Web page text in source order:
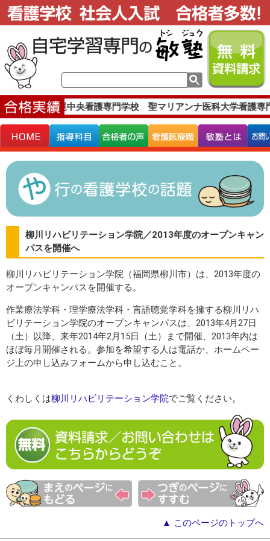
績です。上尾中央看護専門学校 聖マリアンナ医科大学看護専
柳川リハビリテーション学院／2013年度のオープンキャン
パスを開催へ
柳川リハビリテーション学院（福岡県柳川市）は、2013年度の
オープンキャンパスを開催する。
作業療法学科・理学療法学科・言語聴覚学科を擁する柳川リハ
ビリテーション学院のオープンキャンパスは、2013年4月27日
（土）以降、来年2014年2月15日（土）まで開催、2013年内は
ほぼ毎月開催される。参加を希望する人は電話か、ホームペー
ジ上の申し込みフォームから申し込むこと。
くわしくは柳川リハビリテーション学院でご覧ください。
▲ このページのトップへ